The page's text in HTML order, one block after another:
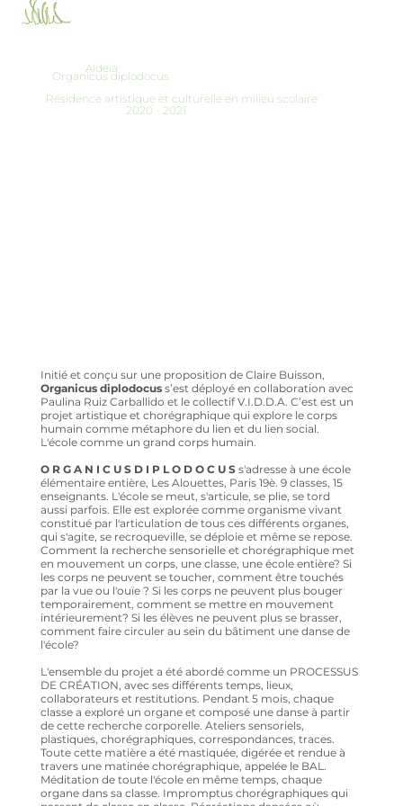
Aldeia
Organicus diplodocus
Résidence artistique et culturelle en milieu scolaire
2020 - 2021
Initié et conçu sur une proposition de Claire Buisson,
Organicus diplodocuss’est déployé en collaboration avec
Paulina Ruiz Carballido et le collectif V.I.D.D.A. C’est est un
projet artistique et chorégraphique qui explore le corps
humain comme métaphore du lien et du lien social.
L'école comme un grand corps humain.
O R G A N I C U S D I P L O D O C U Ss'adresse à une école
élémentaire entière, Les Alouettes, Paris 19è. 9 classes, 15
enseignants. L'école se meut, s'articule, se plie, se tord
aussi parfois. Elle est explorée comme organisme vivant
constitué par l'articulation de tous ces différents organes,
qui s'agite, se recroqueville, se déploie et même se repose.
Comment la recherche sensorielle et chorégraphique met
en mouvement un corps, une classe, une école entière? Si
les corps ne peuvent se toucher, comment être touchés
par la vue ou l'ouïe ? Si les corps ne peuvent plus bouger
temporairement, comment se mettre en mouvement
intérieurement? Si les élèves ne peuvent plus se brasser,
comment faire circuler au sein du bâtiment une danse de
l'école?
L'ensemble du projet a été abordé comme un PROCESSUS
DE CRÉATION, avec ses différents temps, lieux,
collaborateurs et restitutions. Pendant 5 mois, chaque
classe a exploré un organe et composé une danse à partir
de cette recherche corporelle. Ateliers sensoriels,
plastiques, chorégraphiques, correspondances, traces.
Toute cette matière a été mastiquée, digérée et rendue à
travers une matinée chorégraphique, appelée le BAL.
Méditation de toute l'école en même temps, chaque
organe dans sa classe. Impromptus chorégraphiques qui